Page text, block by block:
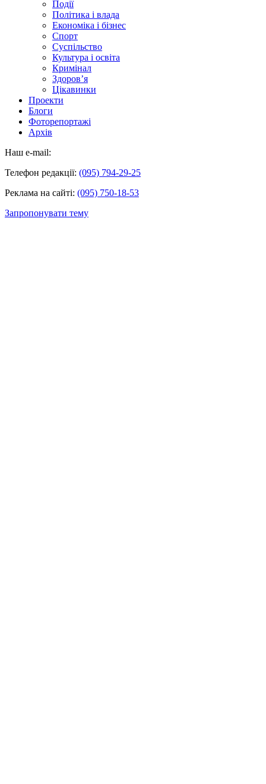
Події
Політика і влада
Економіка і бізнес
Спорт
Суспільство
Культура і освіта
Кримінал
Здоров’я
Цікавинки
Проекти
Блоги
Фоторепортажі
Архів
Наш e-mail:
Телефон редакції: (095) 794-29-25
Реклама на сайті: (095) 750-18-53
Запропонувати тему